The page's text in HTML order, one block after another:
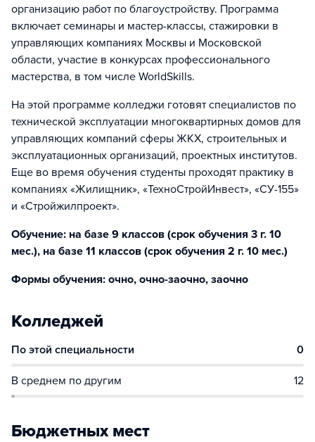
организацию работ по благоустройству. Программа
включает семинары и мастер-классы, стажировки в
управляющих компаниях Москвы и Московской
области, участие в конкурсах профессионального
мастерства, в том числе WorldSkills.
На этой программе колледжи готовят специалистов по
технической эксплуатации многоквартирных домов для
управляющих компаний сферы ЖКХ, строительных и
эксплуатационных организаций, проектных институтов.
Еще во время обучения студенты проходят практику в
компаниях «Жилищник», «ТехноСтройИнвест», «СУ-155»
и «Стройжилпроект».
Обучение: на базе 9 классов (срок обучения 3 г. 10
мес.), на базе 11 классов (срок обучения 2 г. 10 мес.)
Формы обучения: очно, очно-заочно, заочно
Колледжей
По этой специальности 0
В среднем по другим 12
Бюджетных мест